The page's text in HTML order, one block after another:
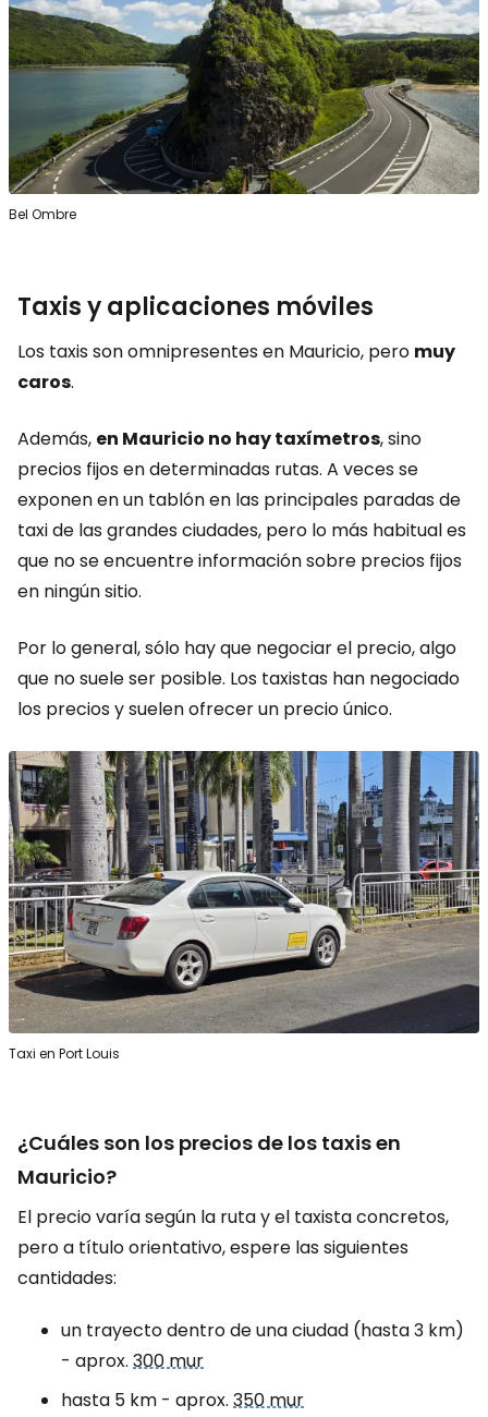
Bel Ombre
Taxis y aplicaciones móviles
Los taxis son omnipresentes en Mauricio, pero muy
caros.
Además, en Mauricio no hay taxímetros, sino
precios fijos en determinadas rutas. A veces se
exponen en un tablón en las principales paradas de
taxi de las grandes ciudades, pero lo más habitual es
que no se encuentre información sobre precios fijos
en ningún sitio.
Por lo general, sólo hay que negociar el precio, algo
que no suele ser posible. Los taxistas han negociado
los precios y suelen ofrecer un precio único.
Taxi en Port Louis
¿Cuáles son los precios de los taxis en
Mauricio?
El precio varía según la ruta y el taxista concretos,
pero a título orientativo, espere las siguientes
cantidades:
un trayecto dentro de una ciudad (hasta 3 km)
- aprox. 300 mur
hasta 5 km - aprox. 350 mur